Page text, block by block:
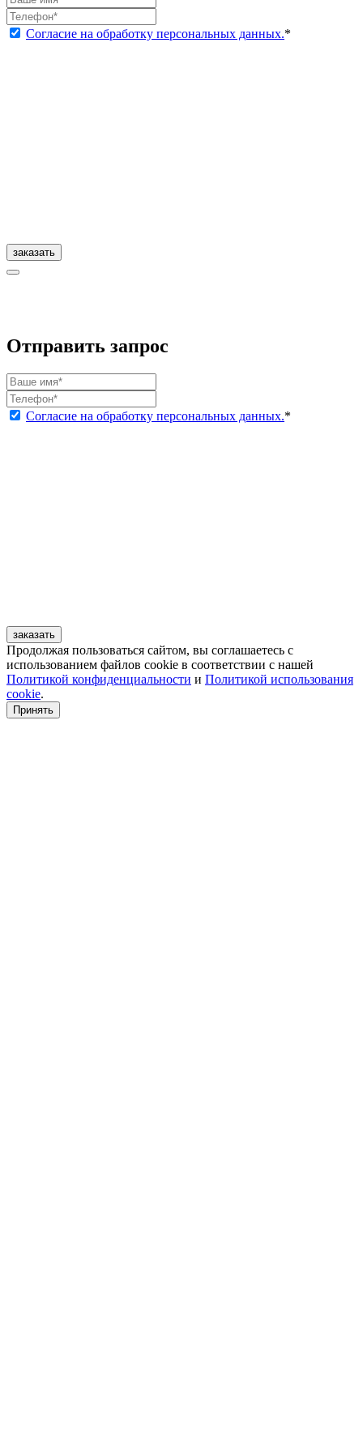
Согласие на обработку персональных данных.*
заказать
Отправить запрос
Согласие на обработку персональных данных.*
заказать
Продолжая пользоваться сайтом, вы соглашаетесь с
использованием файлов cookie в соответствии с нашей
Политикой конфиденциальности и Политикой использования
cookie.
Принять